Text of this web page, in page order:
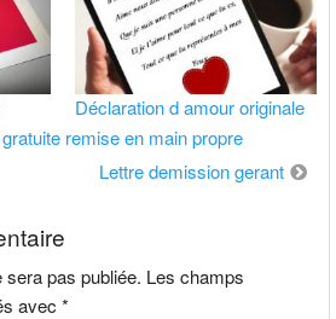
Déclaration d amour originale
remise en main propre
Lettre demission gerant
pas publiée. Les champs
avec*